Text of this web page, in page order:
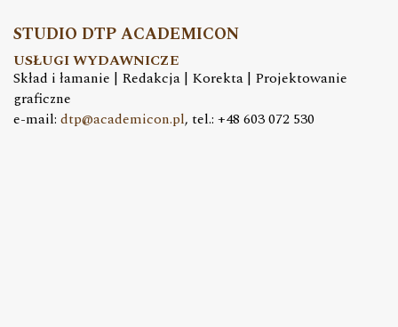
STUDIO DTP ACADEMICON
USŁUGI WYDAWNICZE
Skład i łamanie | Redakcja | Korekta | Projektowanie
graficzne
e-mail: dtp@academicon.pl, tel.: +48 603 072 530